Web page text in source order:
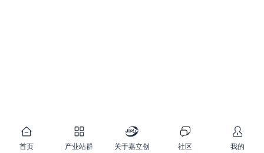
首页 产业站群 关于嘉立创 社区 我的